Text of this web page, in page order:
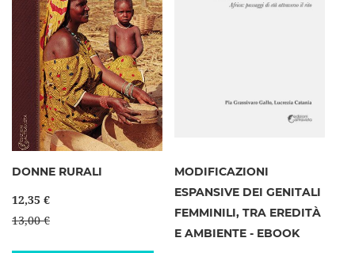
DONNE RURALI
12,35 €
13,00 €
MODIFICAZIONI
ESPANSIVE DEI GENITALI
FEMMINILI, TRA EREDITÀ
E AMBIENTE - EBOOK